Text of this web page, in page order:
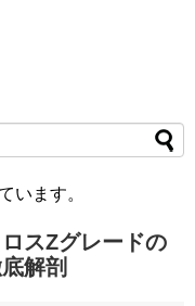
います。
スZグレードの
解剖